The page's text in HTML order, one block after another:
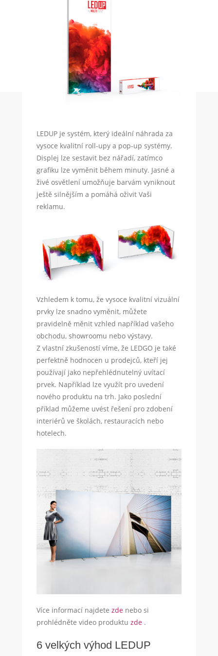
LEDUP je systém, který ideální náhrada za
vysoce kvalitní roll-upy a pop-up systémy.
Displej lze sestavit bez nářadí, zatímco
grafiku lze vyměnit během minuty. Jasné a
živé osvětlení umožňuje barvám vyniknout
ještě silnějším a pomáhá oživit Vaši
reklamu.
Vzhledem k tomu, že vysoce kvalitní vizuální
prvky lze snadno vyměnit, můžete
pravidelně měnit vzhled například vašeho
obchodu, showroomu nebo výstavy.
Z vlastní zkušeností víme, že LEDGO je také
perfektně hodnocen u prodejců, kteří jej
používají jako nepřehlédnutelný uvítací
prvek. Například lze využít pro uvedení
nového produktu na trh. Jako poslední
příklad můžeme uvést řešení pro zdobení
interiérů ve školách, restauracích nebo
hotelech.
Více informací najdete zdenebo si
prohlédněte video produktu zde.
6 velkých výhod LEDUP